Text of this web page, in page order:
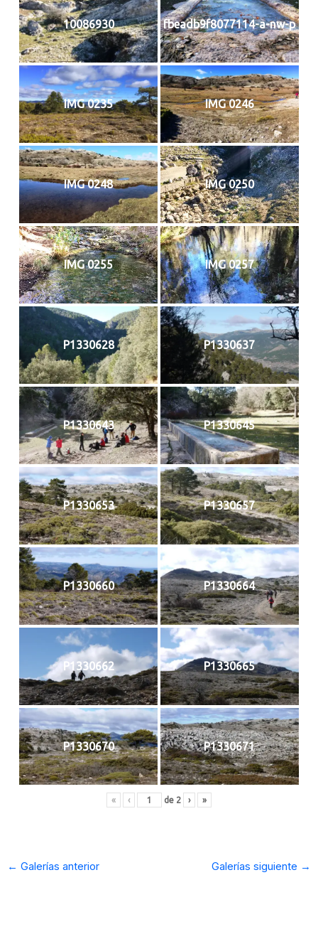
10086930 fbeadb9f8077114-a-nw-p
IMG 0235 IMG 0246
IMG 0248 IMG 0250
IMG 0255 IMG 0257
P1330628 P1330637
P1330643 P1330645
P1330653 P1330657
P1330660 P1330664
P1330662 P1330665
P1330670 P1330671
« ‹ de 2 › »
← Galerías anterior Galerías siguiente →